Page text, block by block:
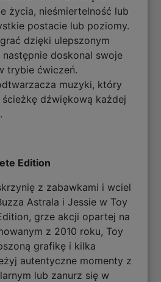
życia, nieśmiertelność lub
postacie lub poziomy.
dzięki ulepszonym
doskonal swoje
trybie ćwiczeń.
muzyki, który
ścieżkę dźwiękową każdej
Edition
z zabawkami i wciel
Astrala i Jessie w Toy
grze akcji opartej na
z 2010 roku, Toy
grafikę i kilka
autentyczne momenty z
lub zanurz się w